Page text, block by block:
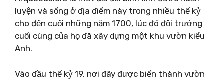
luyện và sống ở địa điểm này trong nhiều thế kỷ
cho đến cuối những năm 1700, lúc đó đội trưởng
cuối cùng của họ đã xây dựng một khu vườn kiểu
Anh.
Vào đầu thế kỷ 19, nơi đây được biến thành vườn